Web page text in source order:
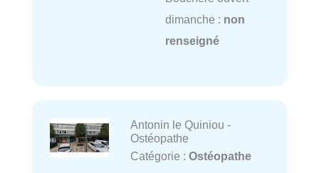
dimanche : non
renseigné
Antonin le Quiniou -
Ostéopathe
Catégorie : Ostéopathe